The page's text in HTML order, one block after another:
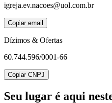
igreja.ev.nacoes@uol.com.br
Copiar email
Dízimos & Ofertas
60.744.596/0001-66
Copiar CNPJ
Seu lugar é aqui